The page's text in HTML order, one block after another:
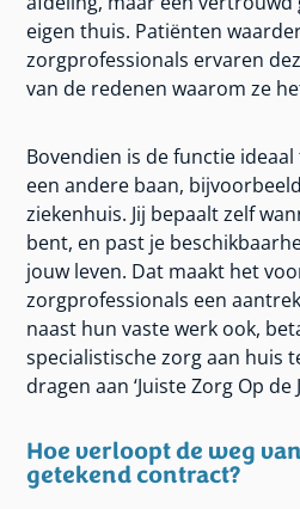
eigen thuis. Patiënten
zorgprofessionals ervaren
van de redenen waarom ze
Bovendien is de functie
een andere baan,
ziekenhuis. Jij bepaalt zelf
bent, en past je
jouw leven. Dat maakt het
zorgprofessionals een
naast hun vaste werk ook,
specialistische zorg aan huis
dragen aan ‘Juiste Zorg Op de
Hoe verloopt de weg
getekend contract?